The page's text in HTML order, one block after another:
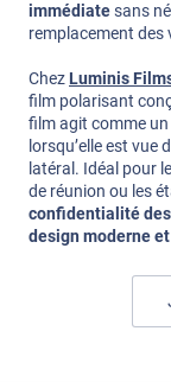
immédiatesans
remplacement
Chez Luminis
film polarisant
film agit comme
lorsqu’elle est vue
latéral. Idéal pour
de réunion ou les
confidentialité
design moderne